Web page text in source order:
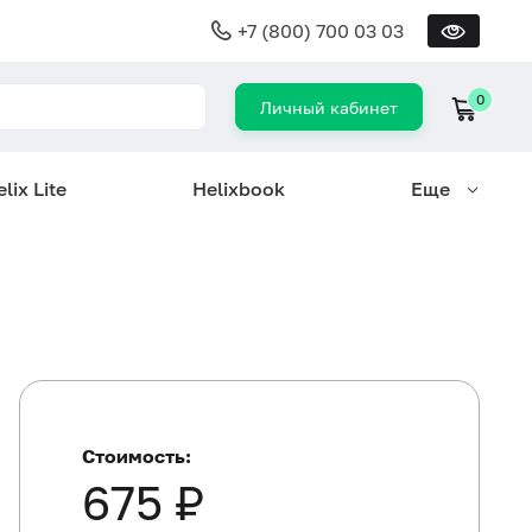
+7 (800) 700 03 03
Личный кабинет 0
Lite Helixbook Еще
Стоимость:
675 ₽